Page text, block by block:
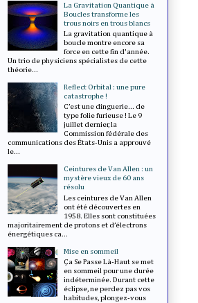
La Gravitation Quantique à
Boucles transforme les
trous noirs en trous blancs
La gravitation quantique à
boucle montre encore sa
force en cette fin d'année.
Un trio de physiciens spécialistes de cette
théorie...
Reflect Orbital : une pure
catastrophe !
C’est une dinguerie... de
type folie furieuse ! Le 9
juillet dernier, la
Commission fédérale des
communications des États-Unis a approuvé
le...
Ceintures de Van Allen : un
mystère vieux de 60 ans
résolu
Les ceintures de Van Allen
ont été découvertes en
1958. Elles sont constituées
majoritairement de protons et d’électrons
énergétiques ca...
Mise en sommeil
Ça Se Passe Là-Haut se met
en sommeil pour une durée
indéterminée. Durant cette
éclipse, ne perdez pas vos
habitudes, plongez-vous